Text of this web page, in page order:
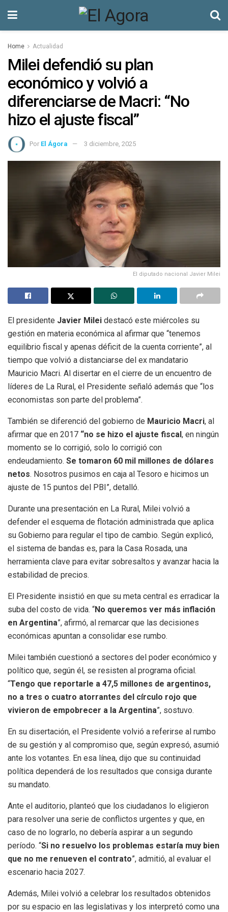
Home Actualidad
Milei defendió su plan
económico y volvió a
diferenciarse de Macri: “No
hizo el ajuste fiscal”
Por El Ágora 3 diciembre, 2025
El diputado nacional Javier Milei
El presidente Javier Milei destacó este miércoles su
gestión en materia económica al afirmar que “tenemos
equilibrio fiscal y apenas déficit de la cuenta corriente”, al
tiempo que volvió a distanciarse del ex mandatario
Mauricio Macri. Al disertar en el cierre de un encuentro de
líderes de La Rural, el Presidente señaló además que “los
economistas son parte del problema”.
También se diferenció del gobierno de Mauricio Macri, al
afirmar que en 2017 “no se hizo el ajuste fiscal, en ningún
momento se lo corrigió, solo lo corrigió con
endeudamiento. Se tomaron 60 mil millones de dólares
netos. Nosotros pusimos en caja al Tesoro e hicimos un
ajuste de 15 puntos del PBI”, detalló.
Durante una presentación en La Rural, Milei volvió a
defender el esquema de flotación administrada que aplica
su Gobierno para regular el tipo de cambio. Según explicó,
el sistema de bandas es, para la Casa Rosada, una
herramienta clave para evitar sobresaltos y avanzar hacia la
estabilidad de precios.
El Presidente insistió en que su meta central es erradicar la
suba del costo de vida. “No queremos ver más inflación
en Argentina”, afirmó, al remarcar que las decisiones
económicas apuntan a consolidar ese rumbo.
Milei también cuestionó a sectores del poder económico y
político que, según él, se resisten al programa oficial.
“Tengo que reportarle a 47,5 millones de argentinos,
no a tres o cuatro atorrantes del círculo rojo que
vivieron de empobrecer a la Argentina”, sostuvo.
En su disertación, el Presidente volvió a referirse al rumbo
de su gestión y al compromiso que, según expresó, asumió
ante los votantes. En esa línea, dijo que su continuidad
política dependerá de los resultados que consiga durante
su mandato.
Ante el auditorio, planteó que los ciudadanos lo eligieron
para resolver una serie de conflictos urgentes y que, en
caso de no lograrlo, no debería aspirar a un segundo
período. “Si no resuelvo los problemas estaría muy bien
que no me renueven el contrato”, admitió, al evaluar el
escenario hacia 2027.
Además, Milei volvió a celebrar los resultados obtenidos
por su espacio en las legislativas y los interpretó como una